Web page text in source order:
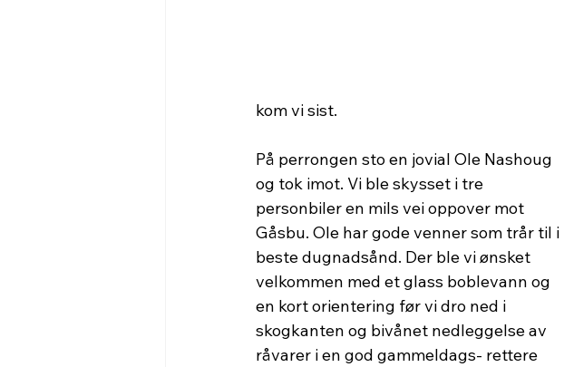
kom vi sist.
På perrongen sto en jovial Ole Nashoug
og tok imot. Vi ble skysset i tre
personbiler en mils vei oppover mot
Gåsbu. Ole har gode venner som trår til i
beste dugnadsånd. Der ble vi ønsket
velkommen med et glass boblevann og
en kort orientering før vi dro ned i
skogkanten og bivånet nedleggelse av
råvarer i en god gammeldags- rettere